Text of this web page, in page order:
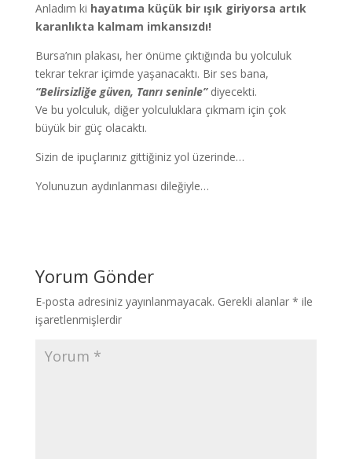
Anladım ki hayatıma küçük bir ışık giriyorsa artık
karanlıkta kalmam imkansızdı!
Bursa’nın plakası, her önüme çıktığında bu yolculuk
tekrar tekrar içimde yaşanacaktı. Bir ses bana,
“Belirsizliğe güven, Tanrı seninle”diyecekti.
Ve bu yolculuk, diğer yolculuklara çıkmam için çok
büyük bir güç olacaktı.
Sizin de ipuçlarınız gittiğiniz yol üzerinde…
Yolunuzun aydınlanması dileğiyle…
Yorum Gönder
E-posta adresiniz yayınlanmayacak. Gerekli alanlar * ile
işaretlenmişlerdir